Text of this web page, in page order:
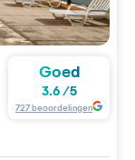
Goed
3.6/5
727beoordelingen